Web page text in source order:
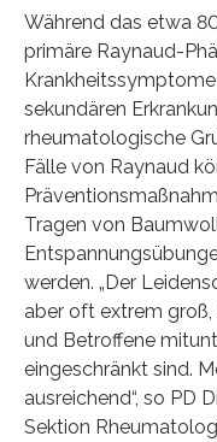
Während das etwa
primäre Raynaud-
sekundären
rheumatologische
Fälle von Raynaud
Tragen von
werden. „Der
aber oft extrem
und Betroffene
eingeschränkt sind.
ausreichend“, so PD
Sektion